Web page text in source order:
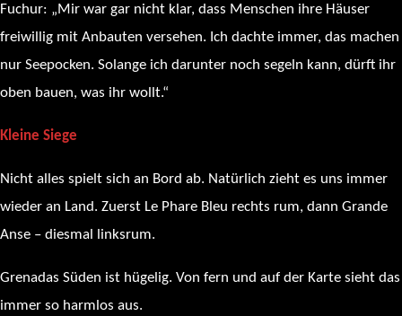
Fuchur: „Mir war gar nicht klar, dass Menschen ihre Häuser
freiwillig mit Anbauten versehen. Ich dachte immer, das machen
nur Seepocken. Solange ich darunter noch segeln kann, dürft ihr
oben bauen, was ihr wollt.“
Kleine Siege
Nicht alles spielt sich an Bord ab. Natürlich zieht es uns immer
wieder an Land. Zuerst Le Phare Bleu rechts rum, dann Grande
Anse – diesmal linksrum.
Grenadas Süden ist hügelig. Von fern und auf der Karte sieht das
immer so harmlos aus.